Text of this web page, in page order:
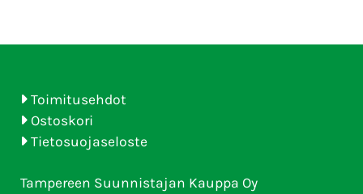
Toimitusehdot
Ostoskori
Tietosuojaseloste
Tampereen Suunnistajan Kauppa Oy